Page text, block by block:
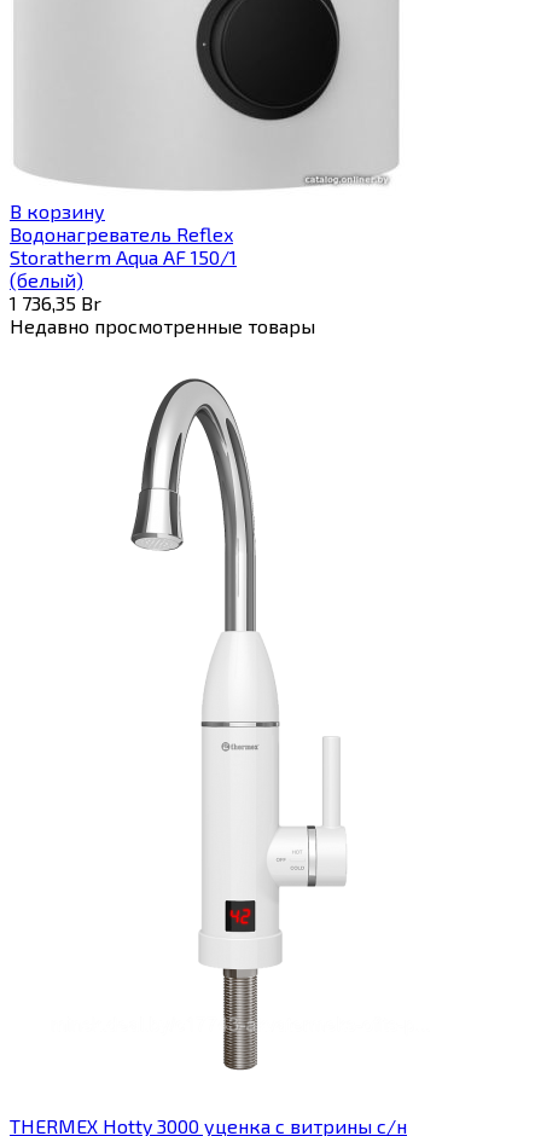
В корзину
Водонагреватель Reflex
Storatherm Aqua AF 150/1
(белый)
1 736,35 Br
Недавно просмотренные товары
THERMEX Hotty 3000 уценка с витрины с/н